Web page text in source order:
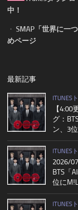
中！
・ SMAP「世界に一
めページ
最新記事
ITUNES
【
グ：
ン、3
ITUNES
2026/
BTS「
位に
ITUNES